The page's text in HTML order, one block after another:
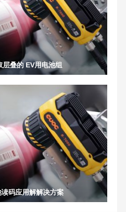
层叠的 EV用电池组
码应用解解决方案